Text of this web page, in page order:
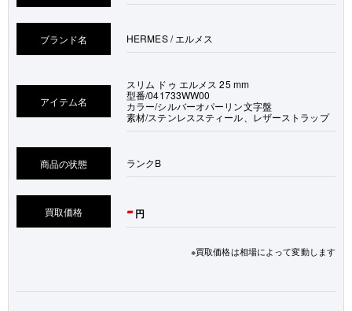
ブランド名 HERMES / エルメス
アイテム名
スリム ドゥ エルメス 25 mm
型番/041733WW00
カラー/シルバーオパーリン文字盤
素材/ステンレススティール、レザーストラップ
商品の状態 ランクB
買取価格 - 円
※買取価格は相場によって変動します